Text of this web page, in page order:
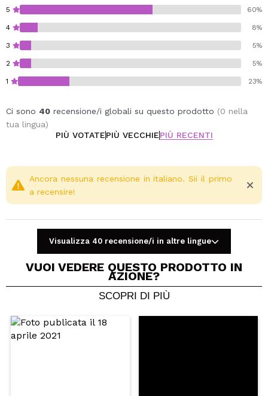
5 60%
4 8%
3 5%
2 5%
1 23%
Ci sono 40 recensione/i globali su questo prodotto (0 nella
tua lingua)
PIÙ VOTATEPIÙ VECCHIEPIÙ RECENTI
Condividi un video o una foto
Il tuo video potrebbe essere il primo. Immaginalo...
Ancora nessuna recensione in italiano. Sii il primo
a recensire!
Visualizza 40 recensione/i in altre lingue
VUOI VEDERE QUESTO PRODOTTO IN
AZIONE?
SCOPRI DI PIÙ